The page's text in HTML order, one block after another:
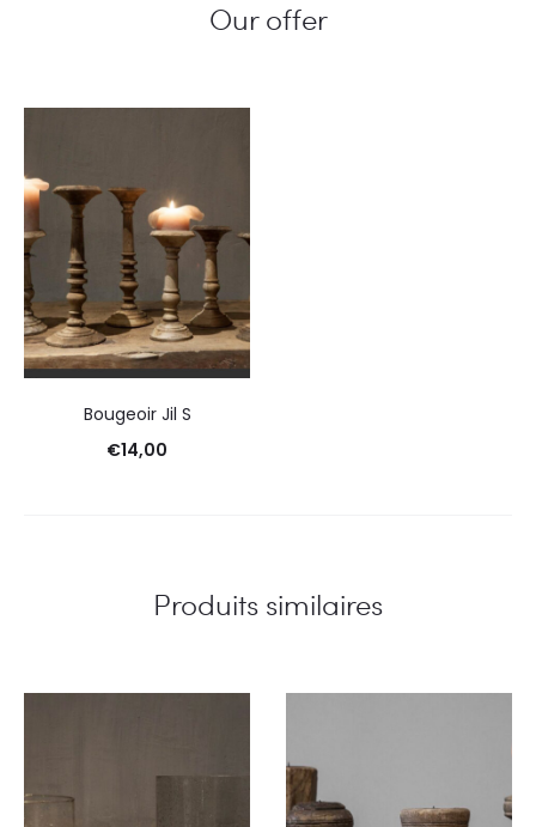
Our offer
Bougeoir Jil S
€14,00
Produits similaires